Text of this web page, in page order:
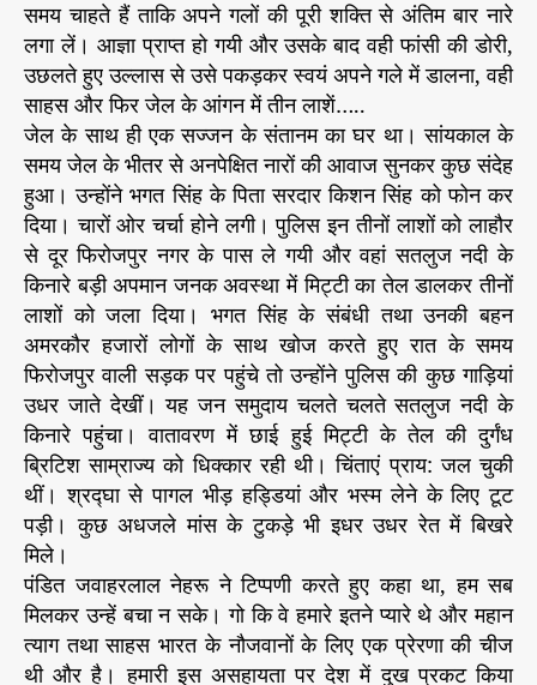
समय चाहते हैं ताकि अपने गलों की पूरी शक्ति से अंतिम बार नारे
लगा लें। आज्ञा प्राप्त हो गयी और उसके बाद वही फांसी की डोरी,
उछलते हुए उल्लास से उसे पकड़कर स्वयं अपने गले में डालना, वही
साहस और फिर जेल के आंगन में तीन लाशें…..
जेल के साथ ही एक सज्जन के संतानम का घर था। सांयकाल के
समय जेल के भीतर से अनपेक्षित नारों की आवाज सुनकर कुछ संदेह
हुआ। उन्होंने भगत सिंह के पिता सरदार किशन सिंह को फोन कर
दिया। चारों ओर चर्चा होने लगी। पुलिस इन तीनों लाशों को लाहौर
से दूर फिरोजपुर नगर के पास ले गयी और वहां सतलुज नदी के
किनारे बड़ी अपमान जनक अवस्था में मिट्टी का तेल डालकर तीनों
लाशों को जला दिया। भगत सिंह के संबंधी तथा उनकी बहन
अमरकौर हजारों लोगों के साथ खोज करते हुए रात के समय
फिरोजपुर वाली सड़क पर पहुंचे तो उन्होंने पुलिस की कुछ गाड़ियां
उधर जाते देखीं। यह जन समुदाय चलते चलते सतलुज नदी के
किनारे पहुंचा। वातावरण में छाई हुई मिट्टी के तेल की दुर्गंध
ब्रिटिश साम्राज्य को धिक्कार रही थी। चिंताएं प्राय: जल चुकी
थीं। श्रद्घा से पागल भीड़ हड्डियां और भस्म लेने के लिए टूट
पड़ी। कुछ अधजले मांस के टुकड़े भी इधर उधर रेत में बिखरे
मिले।
पंडित जवाहरलाल नेहरू ने टिप्पणी करते हुए कहा था, हम सब
मिलकर उन्हें बचा न सके। गो कि वे हमारे इतने प्यारे थे और महान
त्याग तथा साहस भारत के नौजवानों के लिए एक प्रेरणा की चीज
थी और है। हमारी इस असहायता पर देश में दुख प्रकट किया